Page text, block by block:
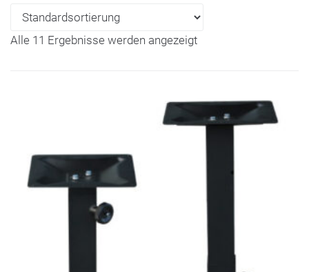
Alle 11 Ergebnisse werden angezeigt